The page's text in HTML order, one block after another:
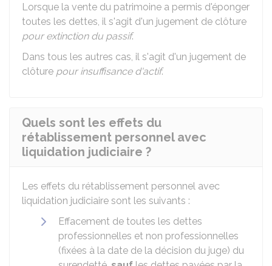
Lorsque la vente du patrimoine a permis d'éponger
toutes les dettes, il s'agit d'un jugement de clôture
pour extinction du passif.
Dans tous les autres cas, il s'agit d'un jugement de
clôture pour insuffisance d'actif.
Quels sont les effets du
rétablissement personnel avec
liquidation judiciaire ?
Les effets du rétablissement personnel avec
liquidation judiciaire sont les suivants :
Effacement de toutes les dettes
professionnelles et non professionnelles
(fixées à la date de la décision du juge) du